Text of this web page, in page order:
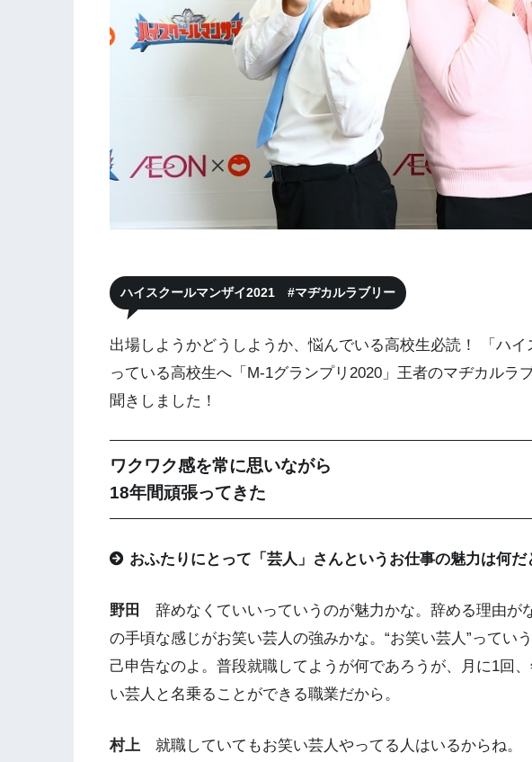
ハイスクールマンザイ2021 #マヂカルラブリー
出場しようかどうしようか、悩んでいる高校生必読！ 「ハ
っている高校生へ「M-1グランプリ2020」王者のマヂカルラ
聞きしました！
ワクワク感を常に思いながら
18年間頑張ってきた
おふたりにとって「芸人」さんというお仕事の魅力は何だ
野田
辞めなくていいっていうのが魅力かな。辞める理由が
の手頃な感じがお笑い芸人の強みかな。“お笑い芸人”ってい
己申告なのよ。普段就職してようが何であろうが、月に1回
い芸人と名乗ることができる職業だから。
村上 就職していてもお笑い芸人やってる人はいるからね。